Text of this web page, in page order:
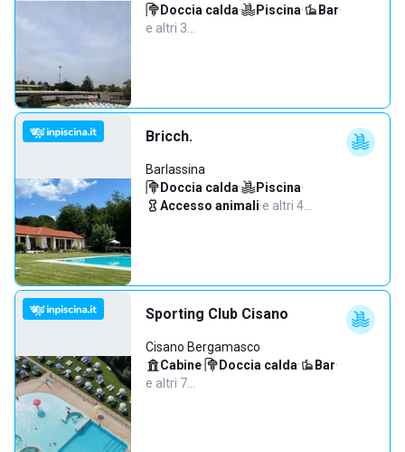
Doccia calda· Piscina· Bar·
e altri 3…
Bricch.
Barlassina
Doccia calda· Piscina·
Accesso animali·e altri 4…
Sporting Club Cisano
Cisano Bergamasco
Cabine· Doccia calda· Bar·
e altri 7…